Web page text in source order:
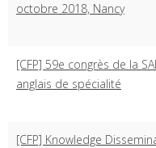
octobre 2018, Nancy
[CFP] 59e congrès de la
anglais de spécialité
[CFP] Knowledge